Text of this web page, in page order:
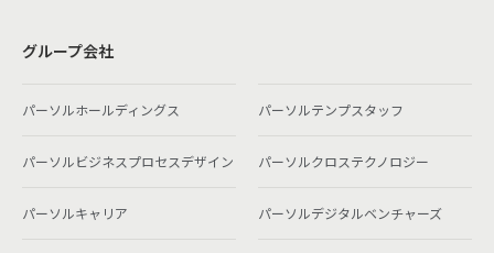
グループ会社
パーソルホールディングス パーソルテンプスタッフ
パーソルビジネスプロセスデザイン パーソルクロステクノロジー
パーソルキャリア パーソルデジタルベンチャーズ